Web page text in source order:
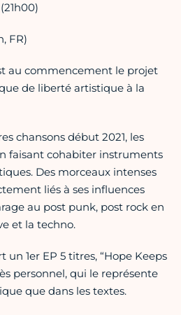
FR)
au commencement le projet
de liberté artistique à la
chansons début 2021, les
faisant cohabiter instruments
Des morceaux intenses
liés à ses influences
au post punk, post rock en
et la techno.
un 1er EP 5 titres, “Hope Keeps
personnel, qui le représente
que dans les textes.